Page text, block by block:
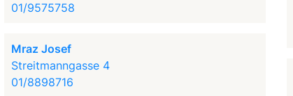
01/9575758
Mraz Josef
Streitmanngasse 4
01/8898716